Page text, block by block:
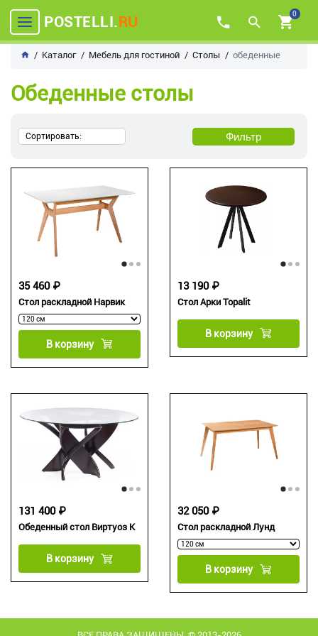
POSTELLI.RU 0
Каталог Мебель для гостиной Столы обеденные
Обеденные столы
Сортировать: Фильтр
Стол раскладной Нарвик
35 460 ₽
В корзину
Стол Арки Topalit
13 190 ₽
В корзину
Обеденный стол Виртуоз К
131 400 ₽
В корзину
Стол раскладной Лунд
32 050 ₽
В корзину